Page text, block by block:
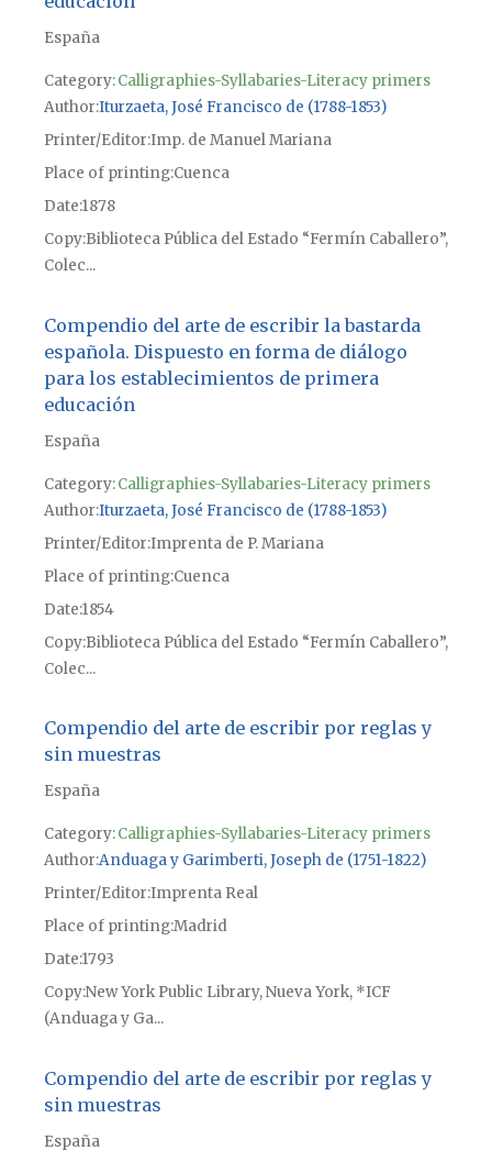
España
Category:Calligraphies-Syllabaries-Literacy primers
Author Iturzaeta, José Francisco de (1788-1853)
Printer/Editor Imp. de Manuel Mariana
Place of printingCuenca
Date1878
CopyBiblioteca Pública del Estado “Fermín Caballero”,
Colec...
Compendio del arte de escribir la bastarda
española. Dispuesto en forma de diálogo
para los establecimientos de primera
educación
España
Category:Calligraphies-Syllabaries-Literacy primers
Author Iturzaeta, José Francisco de (1788-1853)
Printer/Editor Imprenta de P. Mariana
Place of printingCuenca
Date1854
CopyBiblioteca Pública del Estado “Fermín Caballero”,
Colec...
Compendio del arte de escribir por reglas y
sin muestras
España
Category:Calligraphies-Syllabaries-Literacy primers
Author Anduaga y Garimberti, Joseph de (1751-1822)
Printer/Editor Imprenta Real
Place of printingMadrid
Date1793
CopyNew York Public Library, Nueva York, *ICF
(Anduaga y Ga...
Compendio del arte de escribir por reglas y
sin muestras
España